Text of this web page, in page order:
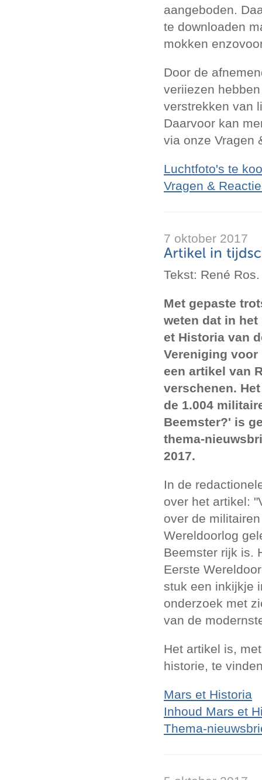
aangeboden.
te downloaden
mokken
Door de
veriiezen
verstrekken van
Daarvoor kan
via onze Vragen
Luchtfoto's te
Vragen &
7 oktober 2017
Tekst: René Ros.
Met gepaste
weten dat in
et Historia van
Vereniging
een artikel van
verschenen.
de 1.004
Beemster?' is
thema-
2017.
In de
over het artikel:
over de
Wereldoorlog
Beemster rijk is.
Eerste
stuk een inkijkje
onderzoek met
van de
Het artikel is,
historie, te
Mars et Historia
Inhoud Mars et
Thema-